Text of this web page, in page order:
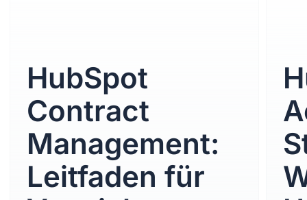
HubSpot
Contract
Management:
Leitfaden für